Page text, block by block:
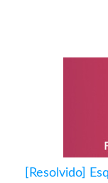
[Resolvido]